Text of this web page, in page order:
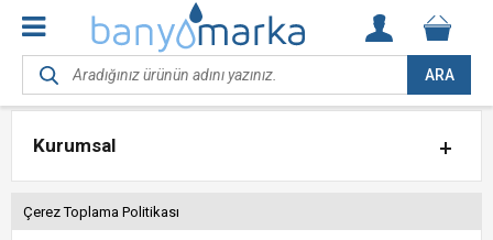
ARA
Kurumsal
Çerez Toplama Politikası